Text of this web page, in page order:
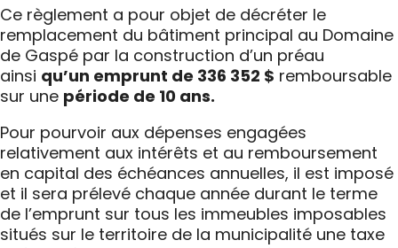
Ce règlement a pour objet de décréter le
remplacement du bâtiment principal au Domaine
de Gaspé par la construction d’un préau
ainsi qu’un emprunt de 336 352 $ remboursable
sur une période de 10 ans.
Pour pourvoir aux dépenses engagées
relativement aux intérêts et au remboursement
en capital des échéances annuelles, il est imposé
et il sera prélevé chaque année durant le terme
de l’emprunt sur tous les immeubles imposables
situés sur le territoire de la municipalité une taxe